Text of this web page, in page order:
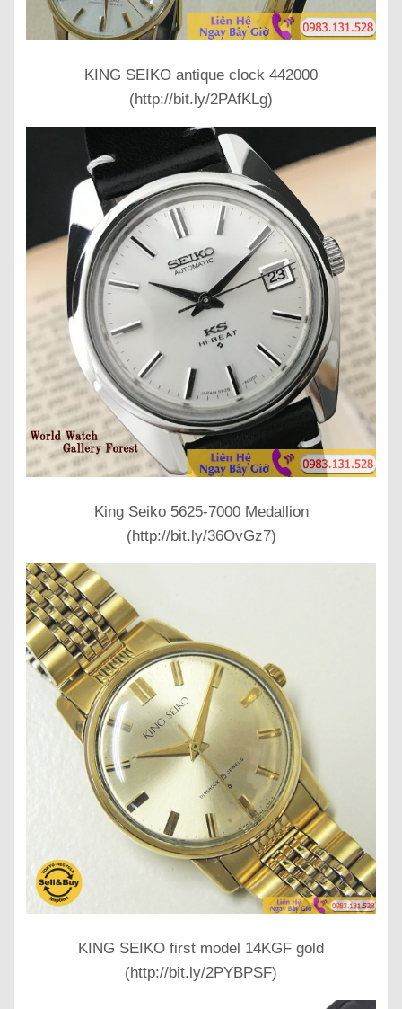
KING SEIKO antique clock 442000
(http://bit.ly/2PAfKLg)
King Seiko 5625-7000 Medallion
(http://bit.ly/36OvGz7)
KING SEIKO first model 14KGF gold
(http://bit.ly/2PYBPSF)